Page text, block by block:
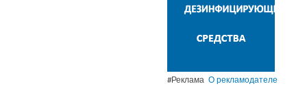
#Реклама О рекламодателе